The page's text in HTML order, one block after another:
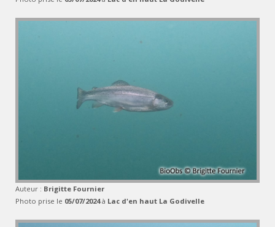
Auteur : Brigitte Fournier
Photo prise le 05/07/2024à Lac d'en haut La Godivelle